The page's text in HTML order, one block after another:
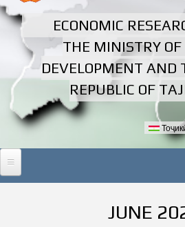
ECONOMIC
THE MINISTRY OF
DEVELOPMENT AND
REPUBLIC OF
HOME
JUNE